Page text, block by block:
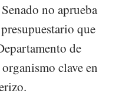
no aprueba
que
de
clave en